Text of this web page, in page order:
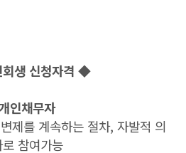
생 신청자격 ◆
인채무자
제를 계속하는 절차, 자발적 의
로 참여가능